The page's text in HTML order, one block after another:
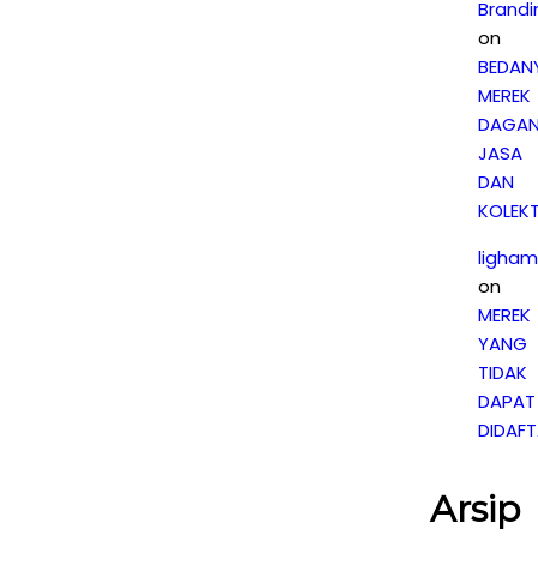
on
MEREK
JASA
DAN
on
MEREK
YANG
TIDAK
DAPAT
Arsip